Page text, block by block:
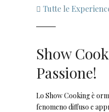
Tutte le
Show
Passione!
Lo Show Cooking è
fenomeno diffuso e